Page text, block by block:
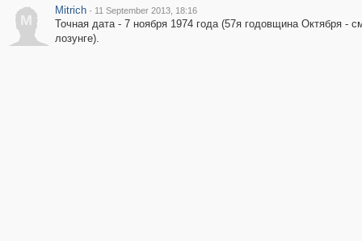
M
Mitrich · 11 September 2013, 18:16
Точная дата - 7 ноября 1974 года (57я годовщина Октября -
лозунге).